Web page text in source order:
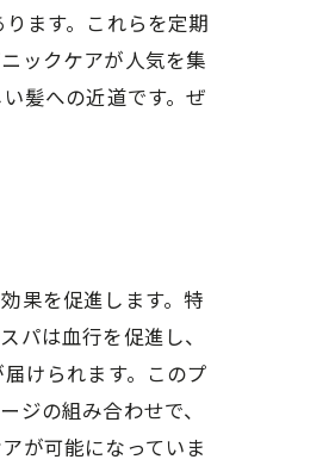
ます。これらを定期
ックケアが人気を集
髪への近道です。ぜ
果を促進します。特
パは血行を促進し、
けられます。このプ
ジの組み合わせで、
が可能になっていま